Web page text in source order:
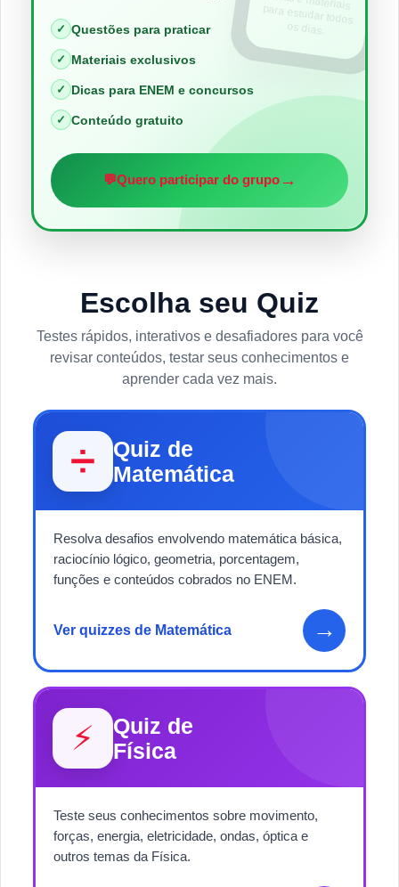
✓ Questões para praticar
✓ Materiais exclusivos
✓ Dicas para ENEM e concursos
✓ Conteúdo gratuito
💬Quero participar do grupo→
os dias.
Escolha seu Quiz
Testes rápidos, interativos e desafiadores para você
revisar conteúdos, testar seus conhecimentos e
aprender cada vez mais.
➗
Quiz de
Matemática
Resolva desafios envolvendo matemática básica,
raciocínio lógico, geometria, porcentagem,
funções e conteúdos cobrados no ENEM.
Ver quizzes de Matemática →
⚡
Quiz de
Física
Teste seus conhecimentos sobre movimento,
forças, energia, eletricidade, ondas, óptica e
outros temas da Física.